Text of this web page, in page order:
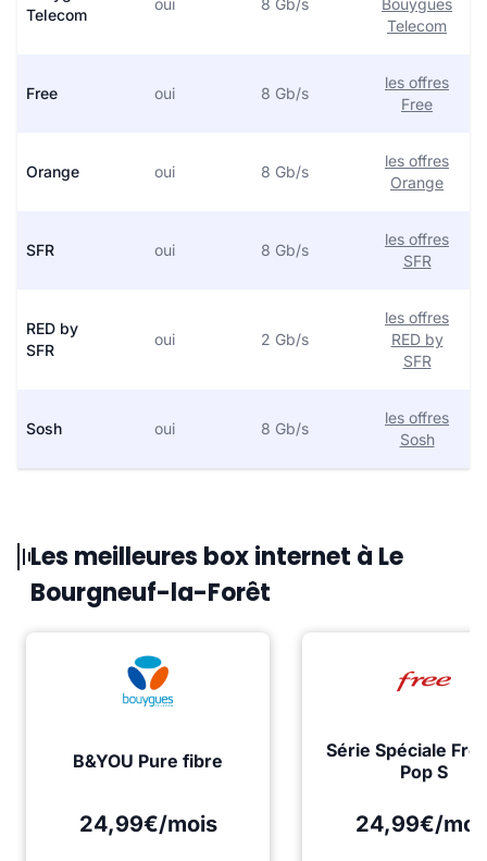
Telecom
oui 8 Gb/s
Bouygues
Telecom
Free oui 8 Gb/s
les offres
Free
Orange oui 8 Gb/s
les offres
Orange
SFR oui 8 Gb/s
les offres
SFR
RED by
SFR
oui 2 Gb/s
les offres
RED by
SFR
Sosh oui 8 Gb/s
les offres
Sosh
Les meilleures box internet à Le
Bourgneuf-la-Forêt
B&YOU Pure fibre
24,99€/mois
Série Spéciale
Pop S
24,99€/